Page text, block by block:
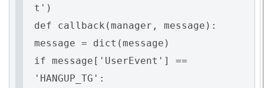
t')
def callback(manager, message):
message = dict(message)
if message['UserEvent'] ==
'HANGUP_TG':